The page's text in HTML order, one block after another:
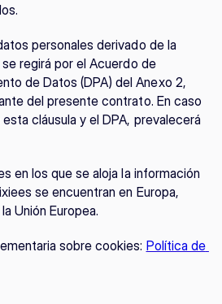
personales derivado de la
regirá por el Acuerdo de
de Datos (DPA) del Anexo 2,
del presente contrato. En caso
cláusula y el DPA, prevalecerá
en los que se aloja la información
se encuentran en Europa,
Unión Europea.
sobre cookies: Política de